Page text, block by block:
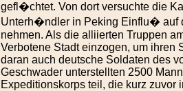
gefl�chtet. Von dort versuchte die
Unterh�ndler in Peking Einflu� auf
nehmen. Als die alliierten Truppen
Verbotene Stadt einzogen, um ihren
daran auch deutsche Soldaten des
Geschwader unterstellten 2500
Expeditionskorps teil, die kurz zuvor